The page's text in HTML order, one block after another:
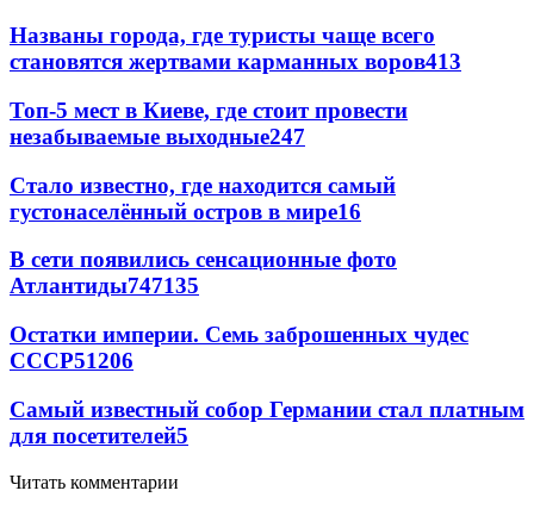
Названы города, где туристы чаще всего
становятся жертвами карманных воров413
Топ-5 мест в Киеве, где стоит провести
незабываемые выходные247
Стало известно, где находится самый
густонаселённый остров в мире16
В сети появились сенсационные фото
Атлантиды747135
Остатки империи. Семь заброшенных чудес
СССР51206
Самый известный собор Германии стал платным
для посетителей5
Читать комментарии